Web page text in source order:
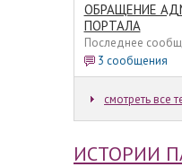
ОБРАЩЕНИЕ
ПОРТАЛА
Последнее
3 сообщения
смотреть все
ИСТОРИИ